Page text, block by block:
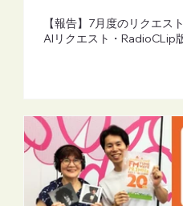
【報告】7月度のリクエス
AIリクエスト・RadioCLip版